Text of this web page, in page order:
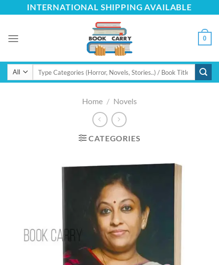
to
INTERNATIONAL SHIPPING AVAILABLE
0
Search
Home / Novels
CATEGORIES